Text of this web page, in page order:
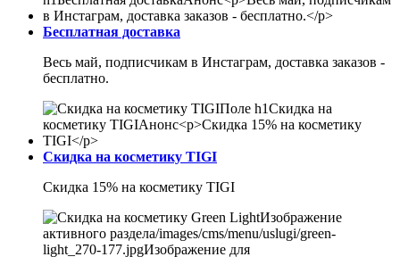
Бесплатная доставка
Весь май, подписчикам в Инстаграм, доставка заказов -
бесплатно.
Скидка на косметику TIGI
Скидка 15% на косметику TIGI